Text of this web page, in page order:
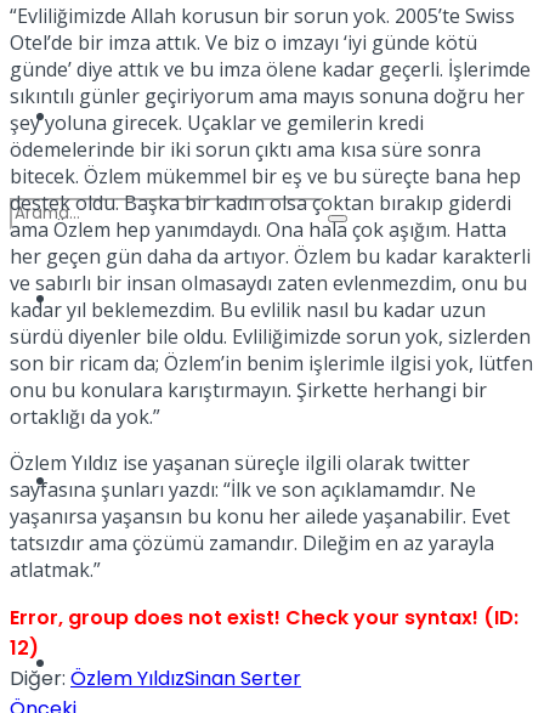
Dünya
Türkiye
Müzik
Sinema
No Result
View All Result
“Evliliğimizde Allah korusun bir sorun yok. 2005’te Swiss
Otel’de bir imza attık. Ve biz o imzayı ‘iyi günde kötü
günde’ diye attık ve bu imza ölene kadar geçerli. İşlerimde
sıkıntılı günler geçiriyorum ama mayıs sonuna doğru her
şey yoluna girecek. Uçaklar ve gemilerin kredi
ödemelerinde bir iki sorun çıktı ama kısa süre sonra
bitecek. Özlem mükemmel bir eş ve bu süreçte bana hep
destek oldu. Başka bir kadın olsa çoktan bırakıp giderdi
ama Özlem hep yanımdaydı. Ona hala çok aşığım. Hatta
her geçen gün daha da artıyor. Özlem bu kadar karakterli
ve sabırlı bir insan olmasaydı zaten evlenmezdim, onu bu
kadar yıl beklemezdim. Bu evlilik nasıl bu kadar uzun
sürdü diyenler bile oldu. Evliliğimizde sorun yok, sizlerden
son bir ricam da; Özlem’in benim işlerimle ilgisi yok, lütfen
onu bu konulara karıştırmayın. Şirkette herhangi bir
ortaklığı da yok.”
Özlem Yıldız ise yaşanan süreçle ilgili olarak twitter
sayfasına şunları yazdı: “İlk ve son açıklamamdır. Ne
yaşanırsa yaşansın bu konu her ailede yaşanabilir. Evet
tatsızdır ama çözümü zamandır. Dileğim en az yarayla
atlatmak.”
Error, group does not exist! Check your syntax! (ID:
12)
Diğer: Özlem YıldızSinan Serter